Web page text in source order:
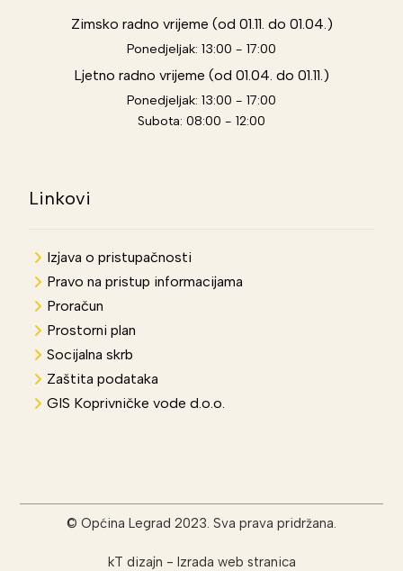
Zimsko radno vrijeme (od 01.11. do 01.04.)
Ponedjeljak: 13:00 - 17:00
Ljetno radno vrijeme (od 01.04. do 01.11.)
Ponedjeljak: 13:00 - 17:00
Subota: 08:00 - 12:00
Linkovi
Izjava o pristupačnosti
Pravo na pristup informacijama
Proračun
Prostorni plan
Socijalna skrb
Zaštita podataka
GIS Koprivničke vode d.o.o.
© Općina Legrad 2023. Sva prava pridržana.
kT dizajn - Izrada web stranica